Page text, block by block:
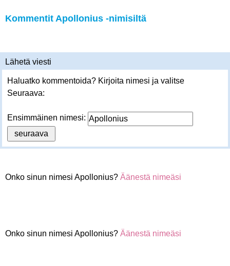
Kommentit Apollonius -nimisiltä
Lähetä viesti
Haluatko kommentoida? Kirjoita nimesi ja valitse
Seuraava:
Ensimmäinen nimesi:
Onko sinun nimesi Apollonius? Äänestä nimeäsi
Onko sinun nimesi Apollonius? Äänestä nimeäsi